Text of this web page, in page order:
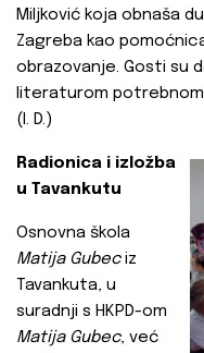
Miljković koja obnaša
Zagreba kao
obrazovanje. Gosti su
literaturom potrebnom
(I. D.)
Radionica i izložba
u Tavankutu
Osnovna škola
Matija Gubeciz
Tavankuta, u
suradnji s HKPD-om
Matija Gubec, već